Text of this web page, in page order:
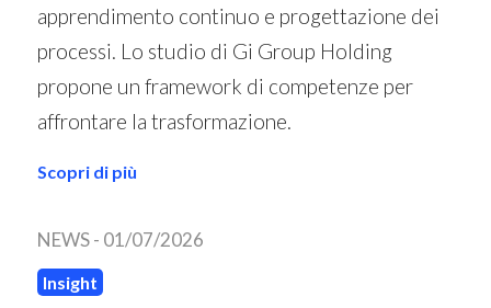
apprendimento continuo e progettazione dei
processi. Lo studio di Gi Group Holding
propone un framework di competenze per
affrontare la trasformazione.
Scopri di più
NEWS - 01/07/2026
Insight